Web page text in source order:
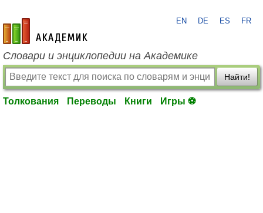
academic.ru
EN DE ES FR
Словари и энциклопедии на Академике
Найти!
Толкования Переводы Книги Игры ⚽